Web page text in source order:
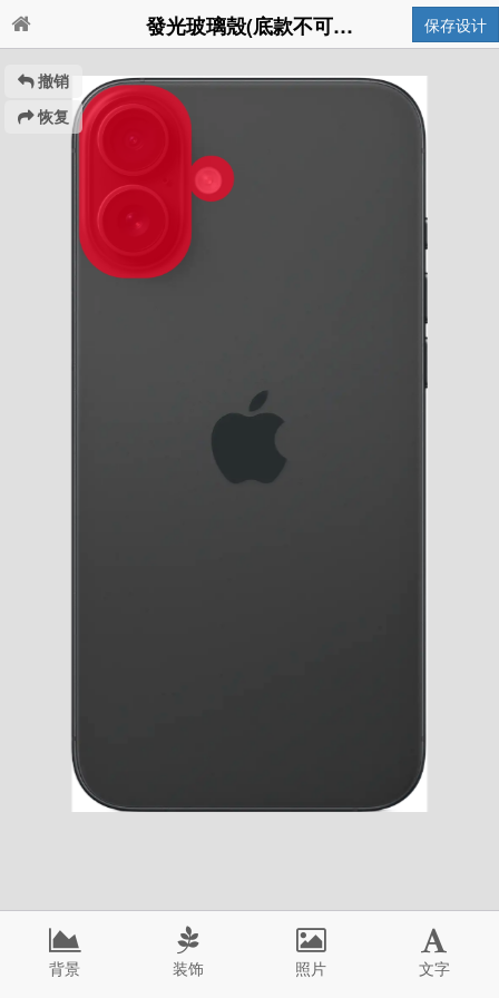
發光玻璃殼(底款不可印透明)iPhone
保存设计
撤销
恢复
背景 装饰 照片 文字